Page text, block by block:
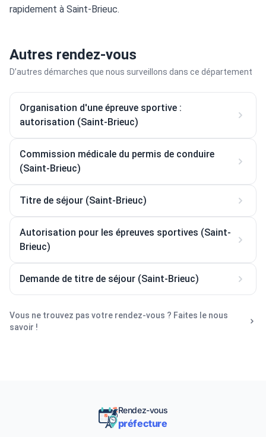
rapidement à Saint-Brieuc.
Autres rendez-vous
D’autres démarches que nous surveillons dans ce département
Organisation d'une épreuve sportive :
autorisation (Saint-Brieuc)
Commission médicale du permis de conduire
(Saint-Brieuc)
Titre de séjour (Saint-Brieuc)
Autorisation pour les épreuves sportives (Saint-
Brieuc)
Demande de titre de séjour (Saint-Brieuc)
Vous ne trouvez pas votre rendez-vous ? Faites le nous
savoir !
Rendez-vous
préfecture